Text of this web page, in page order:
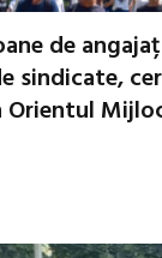
de
sindicate,
Orientul